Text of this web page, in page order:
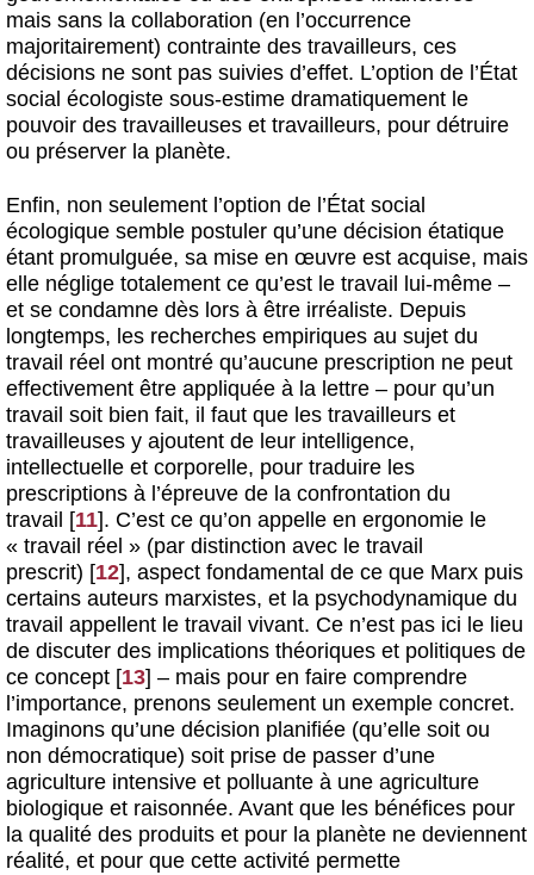
mais sans la collaboration (en l’occurrence
majoritairement) contrainte des travailleurs, ces
décisions ne sont pas suivies d’effet. L’option de l’État
social écologiste sous-estime dramatiquement le
pouvoir des travailleuses et travailleurs, pour détruire
ou préserver la planète.
Enfin, non seulement l’option de l’État social
écologique semble postuler qu’une décision étatique
étant promulguée, sa mise en œuvre est acquise, mais
elle néglige totalement ce qu’est le travail lui-même –
et se condamne dès lors à être irréaliste. Depuis
longtemps, les recherches empiriques au sujet du
travail réel ont montré qu’aucune prescription ne peut
effectivement être appliquée à la lettre – pour qu’un
travail soit bien fait, il faut que les travailleurs et
travailleuses y ajoutent de leur intelligence,
intellectuelle et corporelle, pour traduire les
prescriptions à l’épreuve de la confrontation du
travail [11]. C’est ce qu’on appelle en ergonomie le
« travail réel » (par distinction avec le travail
prescrit) [12], aspect fondamental de ce que Marx puis
certains auteurs marxistes, et la psychodynamique du
travail appellent le travail vivant. Ce n’est pas ici le lieu
de discuter des implications théoriques et politiques de
ce concept [13] – mais pour en faire comprendre
l’importance, prenons seulement un exemple concret.
Imaginons qu’une décision planifiée (qu’elle soit ou
non démocratique) soit prise de passer d’une
agriculture intensive et polluante à une agriculture
biologique et raisonnée. Avant que les bénéfices pour
la qualité des produits et pour la planète ne deviennent
réalité, et pour que cette activité permette